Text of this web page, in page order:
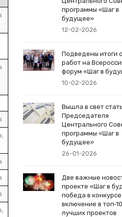
программы «Шаг в
будущее»
12-02-2026
Подведены итоги
работ на
форум «Шаг в
10-02-2026
Вышла в свет
Председателя
Центрального
программы «Шаг в
будущее»
26-01-2026
Две важные
проекте «Шаг в
победа в конкурсе
включение в
лучших проектов